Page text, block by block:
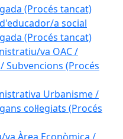
(Procés tancat)
a social
(Procés tancat)
va OAC /
Subvencions (Procés
Urbanisme /
col·legiats (Procés